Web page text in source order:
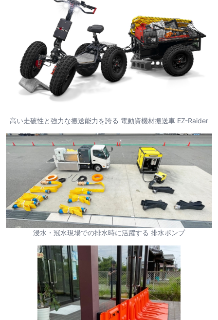
高い走破性と強力な搬送能力を誇る 電動資機材搬送車 EZ-Raider
浸水・冠水現場での排水時に活躍する 排水ポンプ